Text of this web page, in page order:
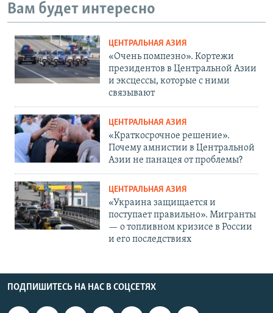
Вам будет интересно
ЦЕНТРАЛЬНАЯ АЗИЯ
«Очень помпезно». Кортежи
президентов в Центральной Азии
и эксцессы, которые с ними
связывают
ЦЕНТРАЛЬНАЯ АЗИЯ
«Краткосрочное решение».
Почему амнистии в Центральной
Азии не панацея от проблемы?
ЦЕНТРАЛЬНАЯ АЗИЯ
«Украина защищается и
поступает правильно». Мигранты
— о топливном кризисе в России
и его последствиях
ПОДПИШИТЕСЬ НА НАС В СОЦСЕТЯХ